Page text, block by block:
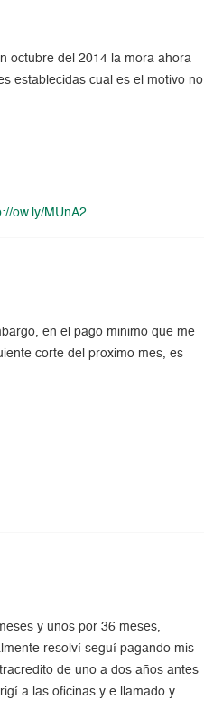
octubre del 2014 la mora ahora
establecidas cual es el motivo no
ow.ly/MUnA2
en el pago minimo que me
corte del proximo mes, es
y unos por 36 meses,
resolví seguí pagando mis
de uno a dos años antes
a las oficinas y e llamado y